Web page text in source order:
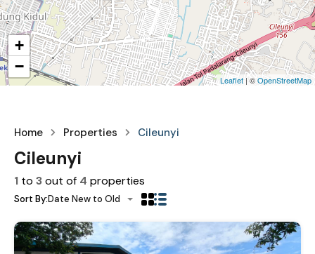
+
−
Leaflet | ©OpenStreetMap
Home Properties Cileunyi
Cileunyi
1 to 3out of 4 properties
Sort By:Date New to Old